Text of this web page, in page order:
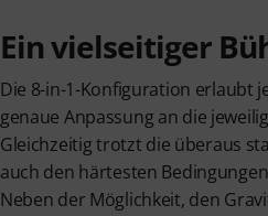
Ein vielseitiger
Die 8-in-1-Konfiguration erlaubt
genaue Anpassung an die
Gleichzeitig trotzt die überaus
auch den härtesten
Neben der Möglichkeit, den